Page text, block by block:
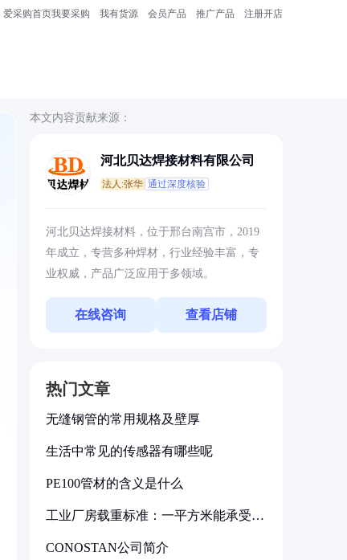
爱采购首页我要采购 我有货源 会员产品 推广产品 注册开店
本文内容贡献来源：
河北贝达焊接材料有限公司
法人:张华 通过深度核验
河北贝达焊接材料，位于邢台南宫市，2019
年成立，专营多种焊材，行业经验丰富，专
业权威，产品广泛应用于多领域。
在线咨询 查看店铺
热门文章
无缝钢管的常用规格及壁厚
生活中常见的传感器有哪些呢
PE100管材的含义是什么
工业厂房载重标准：一平方米能承受多
CONOSTAN公司简介